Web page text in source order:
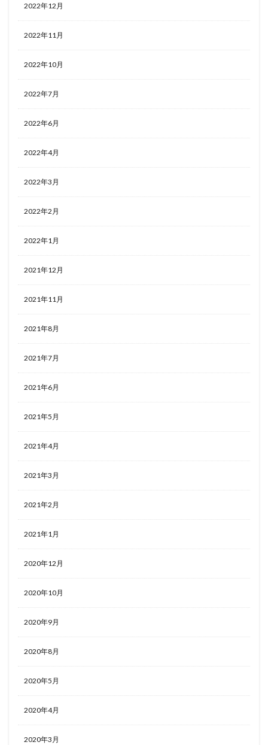
2022年12月
2022年11月
2022年10月
2022年7月
2022年6月
2022年4月
2022年3月
2022年2月
2022年1月
2021年12月
2021年11月
2021年8月
2021年7月
2021年6月
2021年5月
2021年4月
2021年3月
2021年2月
2021年1月
2020年12月
2020年10月
2020年9月
2020年8月
2020年5月
2020年4月
2020年3月